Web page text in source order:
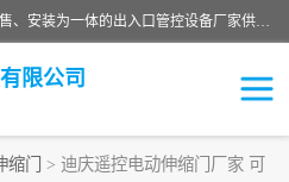
云南实名智科技有限公司是生产、销售、安装为一体的出入口管控设备厂家供应商。主营:电动伸缩门、道闸、广告道闸、重型空降闸、车牌识别、门禁通道、升降柱、岗亭、旗杆等智能设备。主营产品: 电动伸缩门,道闸门禁,车牌识别 生产、销售、安装为一体的出入口管控设备厂家源头供应商。
限公司
缩门
> 迪庆遥控电动伸缩门厂家 可